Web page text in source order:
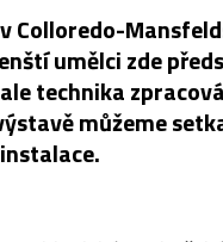
Colloredo-
umělci zde
technika
můžeme
instalace.